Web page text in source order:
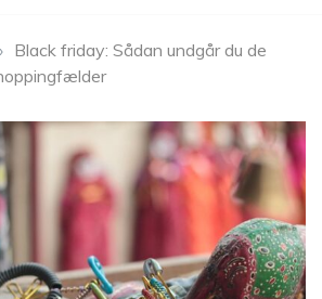
Black friday: Sådan undgår du de